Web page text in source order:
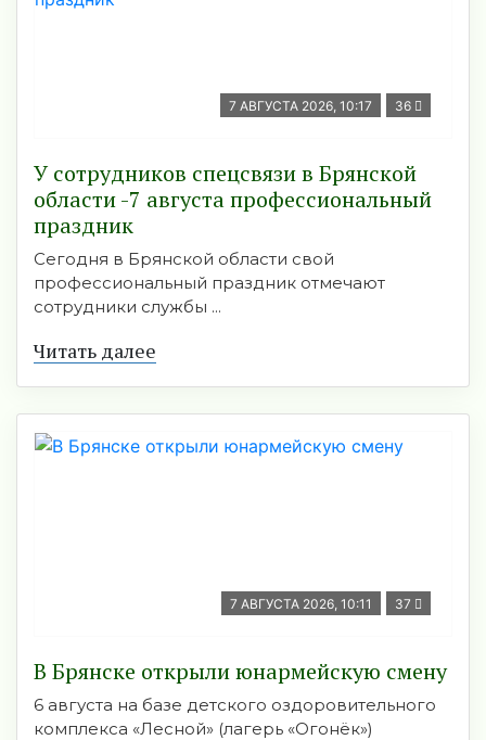
7 АВГУСТА 2026, 10:17 36
У сотрудников спецсвязи в Брянской
области -7 августа профессиональный
праздник
Сегодня в Брянской области свой
профессиональный праздник отмечают
сотрудники службы ...
Читать далее
7 АВГУСТА 2026, 10:11 37
В Брянске открыли юнармейскую смену
6 августа на базе детского оздоровительного
комплекса «Лесной» (лагерь «Огонёк»)